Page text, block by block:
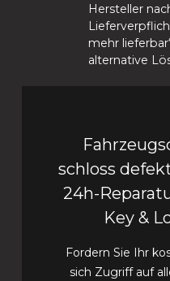
Hersteller
mehr
alternative
schloss
24h-
Key &
Fordern Sie Ihr
sich Zugriff auf